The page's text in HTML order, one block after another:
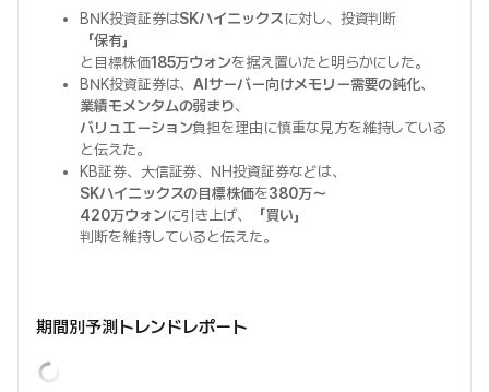
BNK投資証券はSKハイニックスに対し、投資判断
「保有」
と目標株価185万ウォンを据え置いたと明らかにした。
BNK投資証券は、AIサーバー向けメモリー需要の鈍化、
業績モメンタムの弱まり、
バリュエーション負担を理由に慎重な見方を維持している
と伝えた。
KB証券、大信証券、NH投資証券などは、
SKハイニックスの目標株価を380万〜
420万ウォンに引き上げ、
「買い」
判断を維持していると伝えた。
期間別予測トレンドレポート